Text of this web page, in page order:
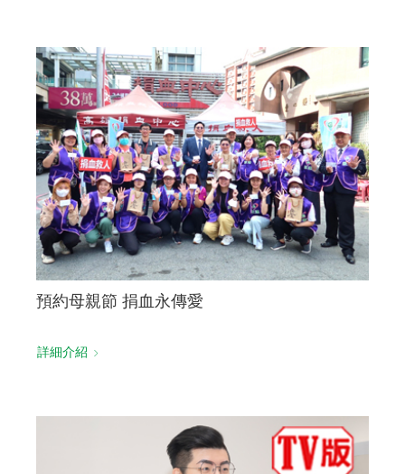
預約母親節 捐血永傳愛
詳細介紹